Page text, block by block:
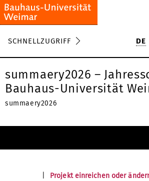
SCHNELLZUGRIFF DE
summaery2026 –
Bauhaus-Universität
summaery2026
Projekt einreichen oder